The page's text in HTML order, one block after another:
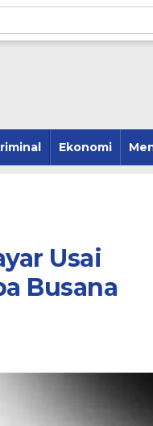
Ekonomi
Usai
Busana